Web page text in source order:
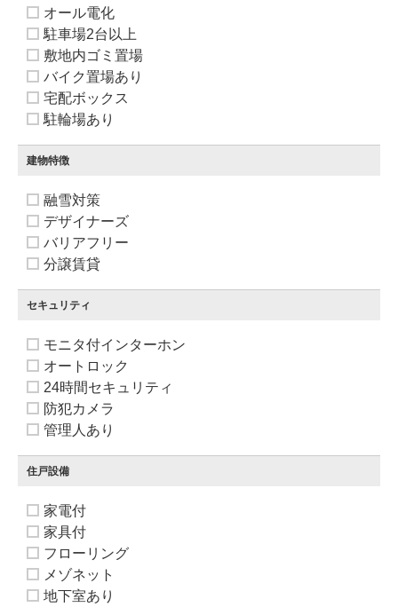
オール電化
駐車場2台以上
敷地内ゴミ置場
バイク置場あり
宅配ボックス
駐輪場あり
建物特徴
融雪対策
デザイナーズ
バリアフリー
分譲賃貸
セキュリティ
モニタ付インターホン
オートロック
24時間セキュリティ
防犯カメラ
管理人あり
住戸設備
家電付
家具付
フローリング
メゾネット
地下室あり